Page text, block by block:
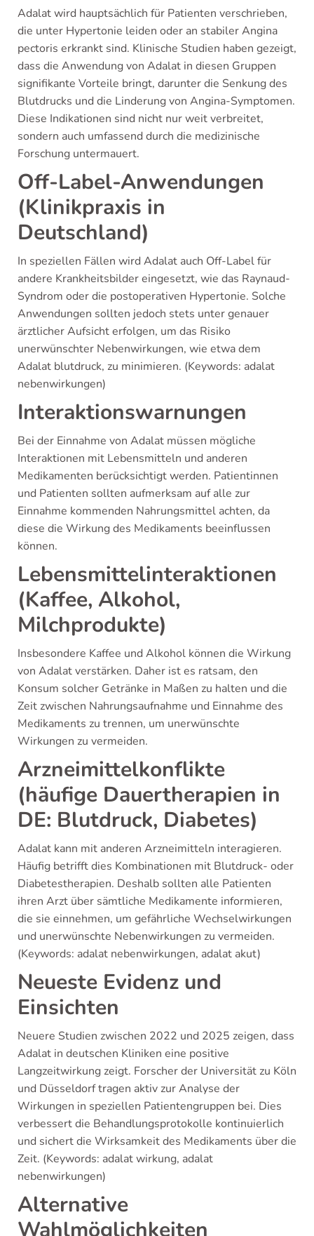
Adalat wird hauptsächlich für Patienten verschrieben,
die unter Hypertonie leiden oder an stabiler Angina
pectoris erkrankt sind. Klinische Studien haben gezeigt,
dass die Anwendung von Adalat in diesen Gruppen
signifikante Vorteile bringt, darunter die Senkung des
Blutdrucks und die Linderung von Angina-Symptomen.
Diese Indikationen sind nicht nur weit verbreitet,
sondern auch umfassend durch die medizinische
Forschung untermauert.
Off-Label-Anwendungen
(Klinikpraxis in
Deutschland)
In speziellen Fällen wird Adalat auch Off-Label für
andere Krankheitsbilder eingesetzt, wie das Raynaud-
Syndrom oder die postoperativen Hypertonie. Solche
Anwendungen sollten jedoch stets unter genauer
ärztlicher Aufsicht erfolgen, um das Risiko
unerwünschter Nebenwirkungen, wie etwa dem
Adalat blutdruck, zu minimieren. (Keywords: adalat
nebenwirkungen)
Interaktionswarnungen
Bei der Einnahme von Adalat müssen mögliche
Interaktionen mit Lebensmitteln und anderen
Medikamenten berücksichtigt werden. Patientinnen
und Patienten sollten aufmerksam auf alle zur
Einnahme kommenden Nahrungsmittel achten, da
diese die Wirkung des Medikaments beeinflussen
können.
Lebensmittelinteraktionen
(Kaffee, Alkohol,
Milchprodukte)
Insbesondere Kaffee und Alkohol können die Wirkung
von Adalat verstärken. Daher ist es ratsam, den
Konsum solcher Getränke in Maßen zu halten und die
Zeit zwischen Nahrungsaufnahme und Einnahme des
Medikaments zu trennen, um unerwünschte
Wirkungen zu vermeiden.
Arzneimittelkonflikte
(häufige Dauertherapien in
DE: Blutdruck, Diabetes)
Adalat kann mit anderen Arzneimitteln interagieren.
Häufig betrifft dies Kombinationen mit Blutdruck- oder
Diabetestherapien. Deshalb sollten alle Patienten
ihren Arzt über sämtliche Medikamente informieren,
die sie einnehmen, um gefährliche Wechselwirkungen
und unerwünschte Nebenwirkungen zu vermeiden.
(Keywords: adalat nebenwirkungen, adalat akut)
Neueste Evidenz und
Einsichten
Neuere Studien zwischen 2022 und 2025 zeigen, dass
Adalat in deutschen Kliniken eine positive
Langzeitwirkung zeigt. Forscher der Universität zu Köln
und Düsseldorf tragen aktiv zur Analyse der
Wirkungen in speziellen Patientengruppen bei. Dies
verbessert die Behandlungsprotokolle kontinuierlich
und sichert die Wirksamkeit des Medikaments über die
Zeit. (Keywords: adalat wirkung, adalat
nebenwirkungen)
Alternative
Wahlmöglichkeiten